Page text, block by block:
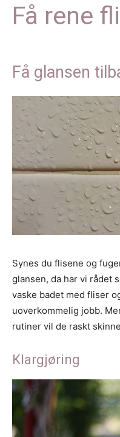
Få rene
Få glansen
Synes du flisene og
glansen, da har vi rådet
vaske badet med fliser
uoverkommelig jobb.
rutiner vil de raskt
Klargjøring